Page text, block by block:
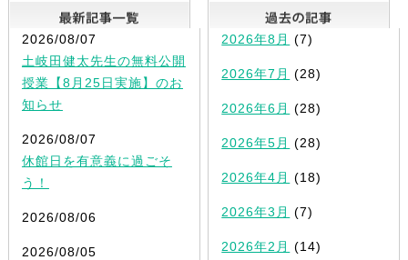
最新記事一覧
2026/08/07
土岐田健太先生の無料公開
授業【8月25日実施】のお
知らせ
2026/08/07
休館日を有意義に過ごそ
う！
2026/08/06
2026/08/05
2026年8月 (7)
2026年7月 (28)
2026年6月 (28)
2026年5月 (28)
2026年4月 (18)
2026年3月 (7)
2026年2月 (14)